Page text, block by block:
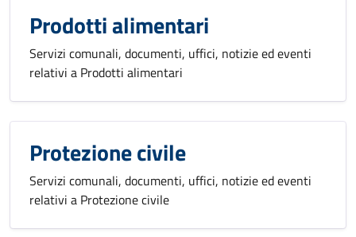
Prodotti alimentari
Servizi comunali, documenti, uffici, notizie ed eventi
relativi a Prodotti alimentari
Protezione civile
Servizi comunali, documenti, uffici, notizie ed eventi
relativi a Protezione civile